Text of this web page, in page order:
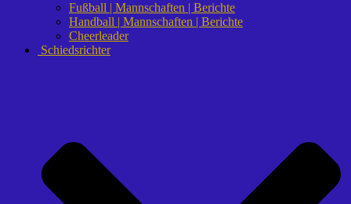
Fußball | Mannschaften | Berichte
Handball | Mannschaften | Berichte
Cheerleader
Schiedsrichter